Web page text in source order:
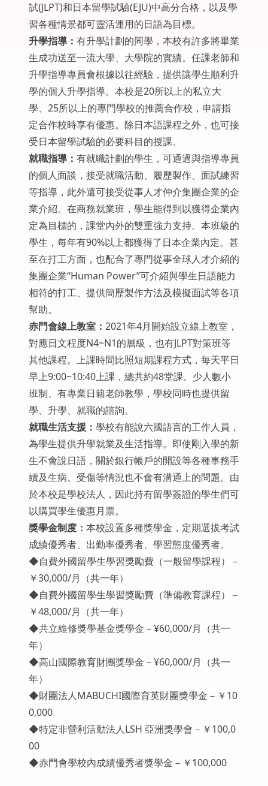
試(JLPT)和日本留學試驗(EJU)中高分合格，以及學
習各種情景都可靈活運用的日語為目標。
升學指導： 有升學計劃的同學，本校有許多將畢業
生成功送至一流大學、大學院的實績。任課老師和
升學指導專員會根據以往經驗，提供讓學生順利升
學的個人升學指導。本校是20所以上的私立大
學、25所以上的專門學校的推薦合作校，申請指
定合作校時享有優惠。除日本語課程之外，也可接
受日本留學試驗的必要科目的授課。
就職指導： 有就職計劃的學生，可通過與指導專員
的個人面談，接受就職活動、履歷製作、面試練習
等指導，此外還可接受從事人才仲介集團企業的企
業介紹。在商務就業班，學生能得到以獲得企業內
定為目標的，課堂內外的雙重強力支持。本班級的
學生，每年有90%以上都獲得了日本企業內定。甚
至在打工方面，也配合了專門從事全球人才介紹的
集團企業“Human Power”可介紹與學生日語能力
相符的打工、提供簡歷製作方法及模擬面試等各項
幫助。
赤門會線上教室： 2021年4月開始設立線上教室，
對應日文程度N4~N1的層級，也有JLPT對策班等
其他課程。上課時間比照短期課程方式，每天平日
早上9:00~10:40上課，總共約48堂課。少人數小
班制、有專業日籍老師教學，學校同時也提供留
學、升學、就職的諮詢。
就職生活支援： 學校有能說六國語言的工作人員，
為學生提供升學就業及生活指導。即使剛入學的新
生不會說日語，關於銀行帳戶的開設等各種事務手
續及生病、受傷等情況也不會有溝通上的問題。由
於本校是學校法人，因此持有留學簽證的學生們可
以購買學生優惠月票。
獎學金制度： 本校設置多種獎學金，定期選拔考試
成績優秀者、出勤率優秀者、學習態度優秀者。
◆自費外國留學生學習獎勵費（一般留學課程）－
￥30,000/月（共一年）
◆自費外國留學生學習獎勵費（準備教育課程）－
￥48,000/月（共一年）
◆共立維修獎學基金獎學金－¥60,000/月（共一
年）
◆高山國際教育財團獎學金－¥60,000/月（共一
年）
◆財團法人MABUCHI國際育英財團獎學金－￥10
0,000
◆特定非營利活動法人LSH 亞洲獎學會－￥100,0
00
◆赤門會學校內成績優秀者獎學金－￥100,000